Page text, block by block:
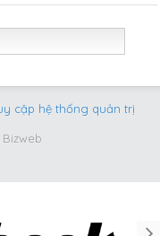
cập hệ thống quản trị
Bizweb